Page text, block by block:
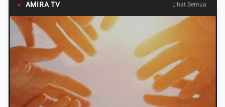
● AMIRA TV Lihat Semua